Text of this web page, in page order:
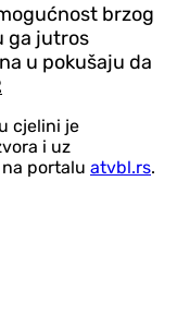
brzog
ga jutros
u pokušaju da
cjelini je
i uz
portalu atvbl.rs.